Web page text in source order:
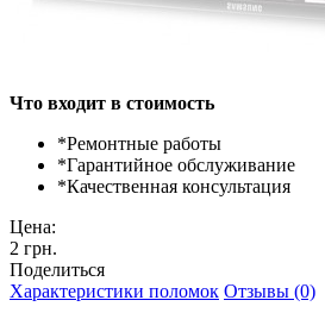
Что входит в стоимость
*Ремонтные работы
*Гарантийное обслуживание
*Качественная консультация
Цена:
2 грн.
Поделиться
Характеристики поломок Отзывы (0)